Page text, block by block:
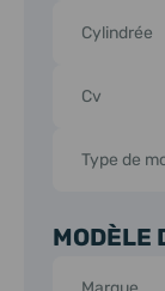
Cylindrée
Cv
Type de
MODÈLE